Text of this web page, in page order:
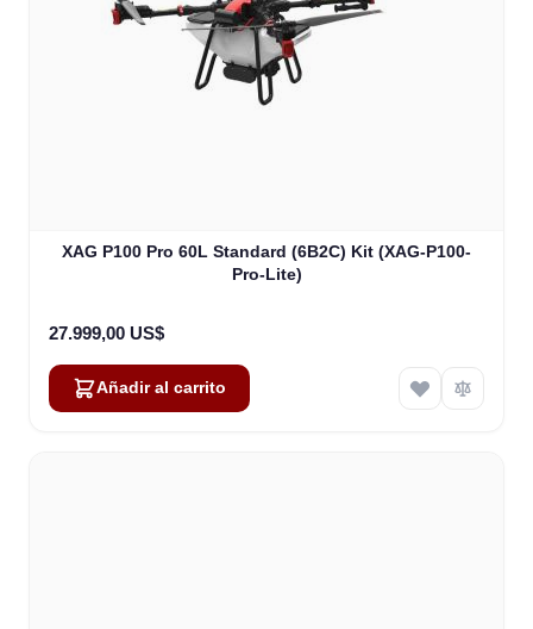
XAG P100 Pro 60L Standard (6B2C) Kit (XAG-P100-
Pro-Lite)
27.999,00 US$
Añadir al carrito